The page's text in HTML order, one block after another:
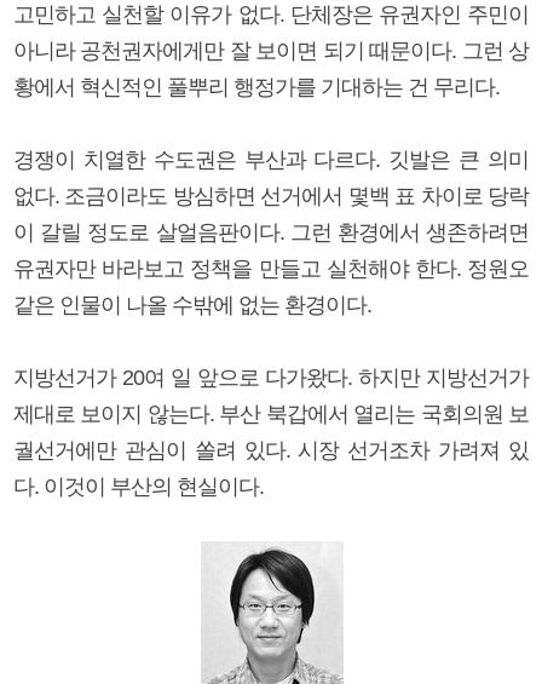
고민하고 실천할 이유가 없다. 단체장은 유권자인 주민이
아니라 공천권자에게만 잘 보이면 되기 때문이다. 그런 상
황에서 혁신적인 풀뿌리 행정가를 기대하는 건 무리다.
경쟁이 치열한 수도권은 부산과 다르다. 깃발은 큰 의미
없다. 조금이라도 방심하면 선거에서 몇백 표 차이로 당락
이 갈릴 정도로 살얼음판이다. 그런 환경에서 생존하려면
유권자만 바라보고 정책을 만들고 실천해야 한다. 정원오
같은 인물이 나올 수밖에 없는 환경이다.
지방선거가 20여 일 앞으로 다가왔다. 하지만 지방선거가
제대로 보이지 않는다. 부산 북갑에서 열리는 국회의원 보
궐선거에만 관심이 쏠려 있다. 시장 선거조차 가려져 있
다. 이것이 부산의 현실이다.